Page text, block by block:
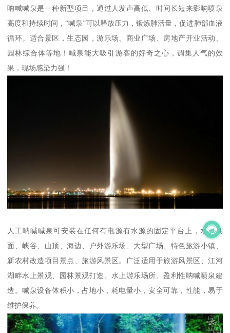
呐喊喊泉是一种新型项目，通过人发声高低、时间长短来影响喷泉
高度和持续时间，“喊泉”可以释放压力，锻炼肺活量，促进肺部血液
循环。适合景区，生态园，游乐场、商业广场、房地产开业活动、
园林综合体等地！喊泉能大吸引游客的好奇之心，调集人气的效
果，现场感染力强！
人工呐喊喊泉可安装在任何有电源有水源的固定平台上，水库湖
面、峡谷、山顶、海边、户外游乐场、大型广场、特色旅游小镇、
新农村改造项目景点、旅游风景区。广泛适用于旅游风景区、江河
湖畔水上景观、园林景观打造、水上游乐场所、盈利性呐喊喷泉建
造。喊泉设备体积小，占地小，耗电量小，安全可靠，性能，易于
维护保养。